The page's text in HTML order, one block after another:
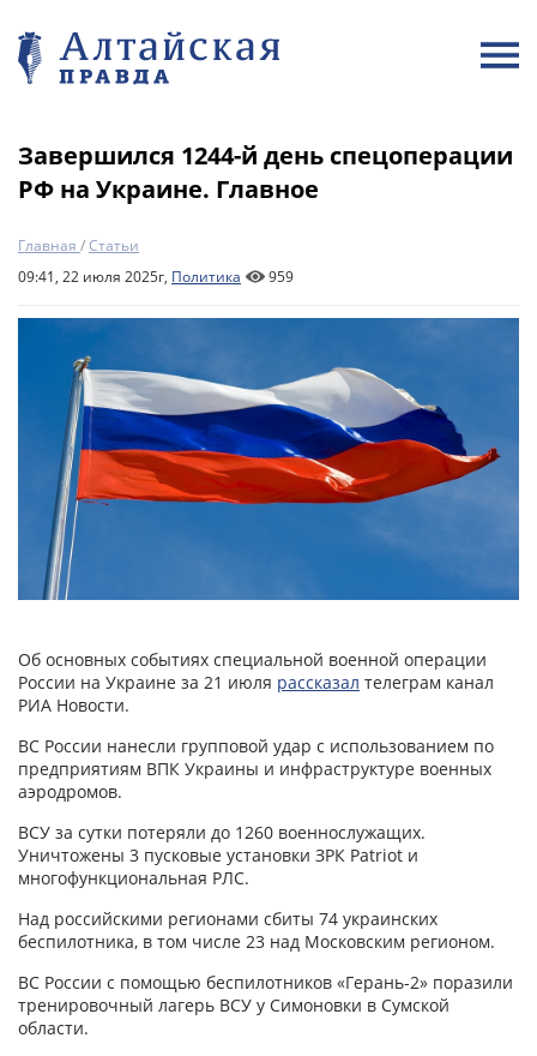
Завершился 1244-й день спецоперации
РФ на Украине. Главное
Главная /Статьи
09:41, 22 июля 2025г, Политика 959
Об основных событиях специальной военной операции
России на Украине за 21 июля рассказал телеграм канал
РИА Новости.
ВС России нанесли групповой удар с использованием по
предприятиям ВПК Украины и инфраструктуре военных
аэродромов.
ВСУ за сутки потеряли до 1260 военнослужащих.
Уничтожены 3 пусковые установки ЗРК Patriot и
многофункциональная РЛС.
Над российскими регионами сбиты 74 украинских
беспилотника, в том числе 23 над Московским регионом.
ВС России с помощью беспилотников «Герань-2» поразили
тренировочный лагерь ВСУ у Симоновки в Сумской
области.